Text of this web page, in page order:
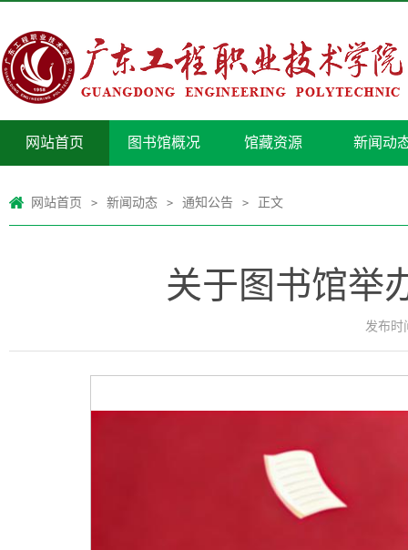
网站首页 图书馆概况 馆藏资源 新闻动
网站首页 > 新闻动态 > 通知公告 > 正文
关于图书馆举
发布时